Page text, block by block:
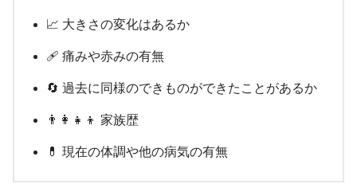
📈 大きさの変化はあるか
🩹 痛みや赤みの有無
🔄 過去に同様のできものができたことがあるか
👨‍👩‍👧‍👦 家族歴
💊 現在の体調や他の病気の有無